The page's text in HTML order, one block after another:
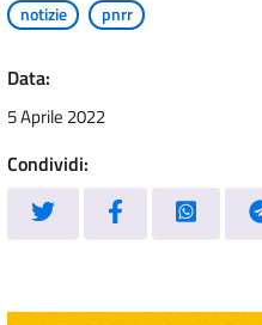
notizie pnrr
Data:
5 Aprile 2022
Condividi: